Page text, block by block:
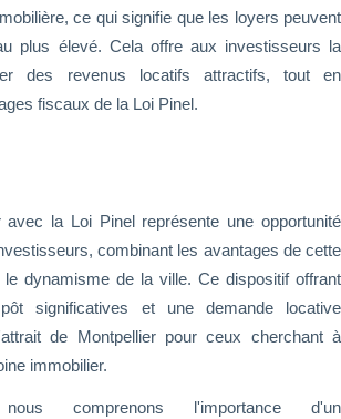
ce qui signifie que les loyers peuvent
plus élevé. Cela offre aux investisseurs la
des revenus locatifs attractifs, tout en
fiscaux de la Loi Pinel.
avec la Loi Pinel représente une opportunité
combinant les avantages de cette
le dynamisme de la ville. Ce dispositif offrant
significatives et une demande locative
de Montpellier pour ceux cherchant à
immobilier.
comprenons l'importance d'un